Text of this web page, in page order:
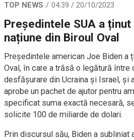
TOP NEWS 04:39 / 20/10/2023
Președintele SUA a
națiune din Biroul Oval
Președintele american Joe Biden a
Oval, în care a trăsă o legătură
desfășurare din Ucraina și Israel, și
aprobe un pachet de ajutor pentru
specificat suma exactă necesară,
solicite 100 de miliarde de dolari.
Prin discursul său, Biden a subliniat